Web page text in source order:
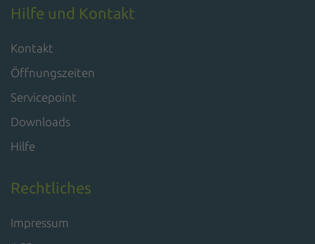
Hilfe und Kontakt
Kontakt
Öffnungszeiten
Servicepoint
Downloads
Hilfe
Rechtliches
Impressum